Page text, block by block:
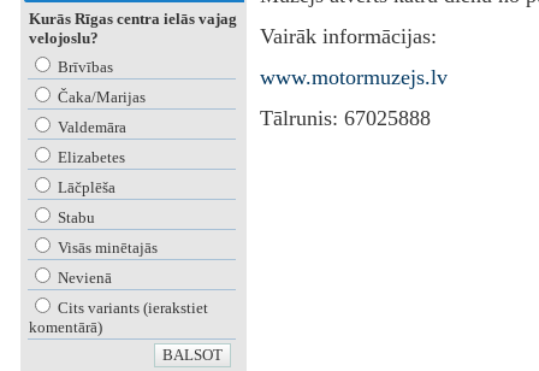
Kurās Rīgas centra ielās vajag
velojoslu?
Brīvības
Čaka/Marijas
Valdemāra
Elizabetes
Lāčplēša
Stabu
Visās minētajās
Nevienā
Cits variants (ierakstiet
komentārā)
Vairāk informācijas:
www.motormuzejs.lv
Tālrunis: 67025888